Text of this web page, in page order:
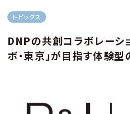
トピックス
DNPの共創コラボレーシ
ボ・東京」が目指す体験